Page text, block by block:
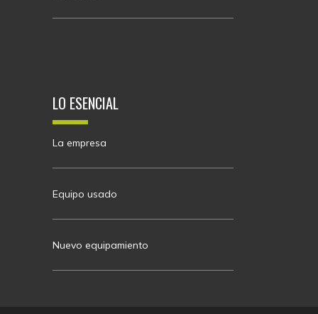
LO ESENCIAL
La empresa
Equipo usado
Nuevo equipamiento